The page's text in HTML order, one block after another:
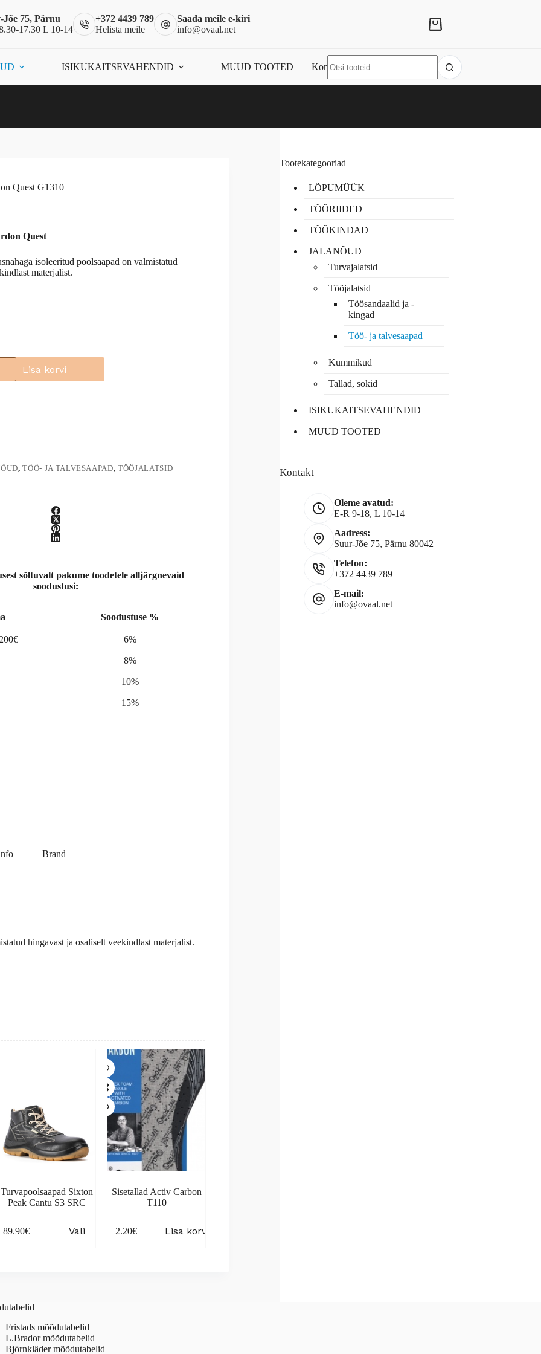
Jõe 75, Pärnu
17.30 L 10-14
+372 4439 789
Helista meile
Saada meile e-kiri
info@ovaal.net
Shopping
ISIKUKAITSEVAHENDID MUUD TOOTED Kontakt
results
Quest G1310
Quest
isoleeritud poolsaapad on valmistatud
materjalist.
Lisa korvi
,TÖÖ- JA TALVESAAPAD,TÖÖJALATSID
sõltuvalt pakume toodetele alljärgnevaid
soodustusi:
Soodustuse %
6%
8%
10%
15%
Brand
hingavast ja osaliselt veekindlast materjalist.
Turvapoolsaapad Sixton
Peak Cantu S3 SRC
89.90€ Vali
Sisetallad Activ Carbon
T110
2.20€ Lisa korvi
Tootekategooriad
LÕPUMÜÜK
TÖÖRIIDED
TÖÖKINDAD
JALANÕUD
Turvajalatsid
Tööjalatsid
Töösandaalid ja -
kingad
Töö- ja talvesaapad
Kummikud
Tallad, sokid
ISIKUKAITSEVAHENDID
MUUD TOOTED
Kontakt
Oleme avatud:
E-R 9-18, L 10-14
Aadress:
Suur-Jõe 75, Pärnu 80042
Telefon:
+372 4439 789
E-mail:
info@ovaal.net
Fristads mõõdutabelid
L.Brador mõõdutabelid
Björnkläder mõõdutabelid